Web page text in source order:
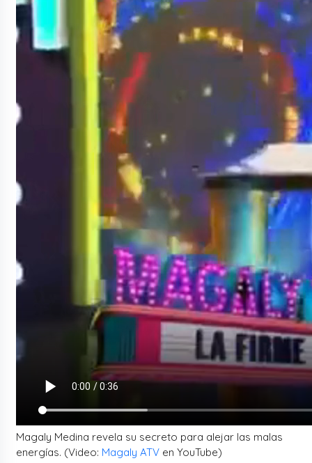
Magaly Medina revela su secreto para alejar las malas
energías. (Video: Magaly ATV en YouTube)